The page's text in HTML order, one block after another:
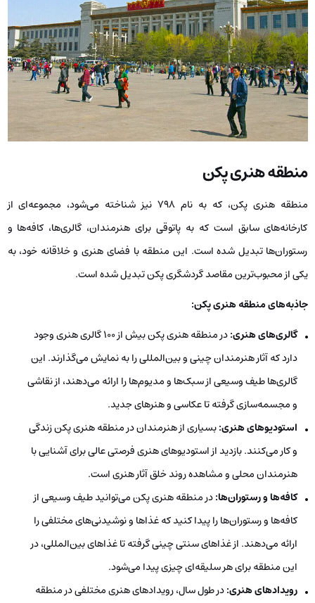
منطقه هنری پکن
منطقه هنری پکن، که به نام 798 نیز شناخته می‌شود، مجموعه‌ای از
کارخانه‌های سابق است که به پاتوقی برای هنرمندان، گالری‌ها، کافه‌ها و
رستوران‌ها تبدیل شده است. این منطقه با فضای هنری و خلاقانه خود، به
یکی از محبوب‌ترین مقاصد گردشگری پکن تبدیل شده است.
جاذبه‌های منطقه هنری پکن:
گالری‌های هنری:
در منطقه هنری پکن بیش از 100 گالری هنری وجود
دارد که آثار هنرمندان چینی و بین‌المللی را به نمایش می‌گذارند. این
گالری‌ها طیف وسیعی از سبک‌ها و مدیوم‌ها را ارائه می‌دهند، از نقاشی
و مجسمه‌سازی گرفته تا عکاسی و هنرهای جدید.
استودیوهای هنری:بسیاری از هنرمندان در منطقه هنری پکن زندگی
و کار می‌کنند. بازدید از استودیوهای هنری فرصتی عالی برای آشنایی با
هنرمندان محلی و مشاهده روند خلق آثار هنری است.
کافه‌ها و رستوران‌ها:در منطقه هنری پکن می‌توانید طیف وسیعی از
کافه‌ها و رستوران‌ها را پیدا کنید که غذاها و نوشیدنی‌های مختلفی را
ارائه می‌دهند. از غذاهای سنتی چینی گرفته تا غذاهای بین‌المللی، در
این منطقه برای هر سلیقه‌ای چیزی پیدا می‌شود.
رویدادهای هنری:در طول سال، رویدادهای هنری مختلفی در منطقه